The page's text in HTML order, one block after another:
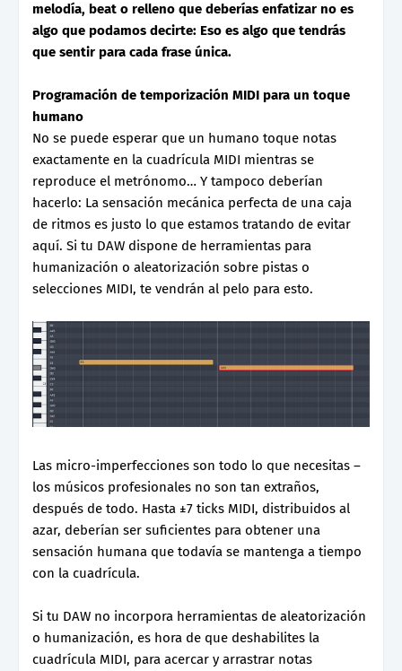
melodía, beat o relleno que deberías enfatizar no es
algo que podamos decirte: Eso es algo que tendrás
que sentir para cada frase única.
Programación de temporización MIDI para un toque
humano
No se puede esperar que un humano toque notas
exactamente en la cuadrícula MIDI mientras se
reproduce el metrónomo… Y tampoco deberían
hacerlo: La sensación mecánica perfecta de una caja
de ritmos es justo lo que estamos tratando de evitar
aquí. Si tu DAW dispone de herramientas para
humanización o aleatorización sobre pistas o
selecciones MIDI, te vendrán al pelo para esto.
Las micro-imperfecciones son todo lo que necesitas –
los músicos profesionales no son tan extraños,
después de todo. Hasta ±7 ticks MIDI, distribuidos al
azar, deberían ser suficientes para obtener una
sensación humana que todavía se mantenga a tiempo
con la cuadrícula.
Si tu DAW no incorpora herramientas de aleatorización
o humanización, es hora de que deshabilites la
cuadrícula MIDI, para acercar y arrastrar notas